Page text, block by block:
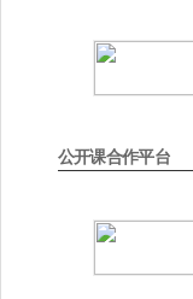
公开课合作平台